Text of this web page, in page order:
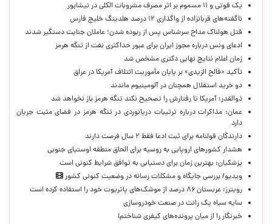
یک فوتی و ۱۱ مسموم بر اثر مصرف مشروبات الکلی در نیشابور
ناگفته‌های قربانزاده از واگذاری ۱۲ درصد هلدینگ خلیج فارس
قتل هولناک مداح سرشناس پس از ربوده شدن؛ عاملان جنایت دستگیر شدند
ادعای ونس درباره مجوز ایران برای عبور حداکثری نفت از تنگه هرمز
زمان اعلام نتایج نهایی دکتری مشخص شد
تأکید «فالح الزیدی» بر پایان مأموریت ائتلاف آمریکا در عراق
دو خرید استقلال همچنان در آلومینیوم ماندند
ذوالقدر: آمریکا تا رفتارش را تصحیح نکند تنگه هرمز باز نخواهد شد
عمان: مذاکرات درباره ترتیبات دریانوردی در تنگه هرمز در فضای مثبت جریان
دارد
دارندگان قولنامه برای ثبت ادعا فقط ۲ سال فرصت دارند
هشدار کشورهای اروپایی به روسیه برای الحاق منطقه اوستیای جنوبی
پزشکیان‌: بهترین زمان برای دستیابی به توافق شرایط کنونی است
ویدیو/ بررسی جایگاه و مشکلات رسانه در وضعیت کنونی کشور
رویترز: عربستان ۸۶ درصد از موشک‌های پاتریوت خود را استفاده کرده است
سایه سیاه یک رانت در صنعت خودروسازی
خبرنگار را از میان پرونده‌های کیفری شناختم!